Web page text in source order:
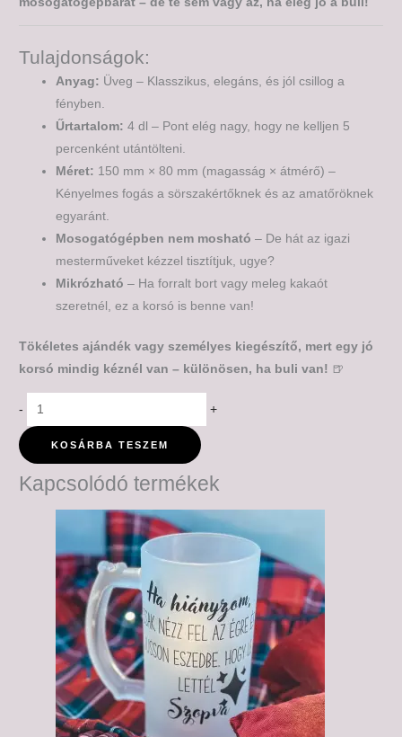
Tulajdonságok:
Anyag: Üveg – Klasszikus, elegáns, és jól csillog a
fényben.
Űrtartalom: 4 dl – Pont elég nagy, hogy ne kelljen 5
percenként utántölteni.
Méret: 150 mm × 80 mm (magasság × átmérő) –
Kényelmes fogás a sörszakértőknek és az amatőröknek
egyaránt.
Mosogatógépben nem mosható – De hát az igazi
mesterműveket kézzel tisztítjuk, ugye?
Mikrózható – Ha forralt bort vagy meleg kakaót
szeretnél, ez a korsó is benne van!
Tökéletes ajándék vagy személyes kiegészítő, mert egy jó
korsó mindig kéznél van – különösen, ha buli van! 🍺
- +
KOSÁRBA TESZEM
Kapcsolódó termékek